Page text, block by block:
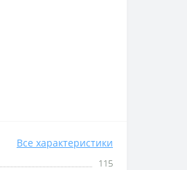
Все характеристики
115